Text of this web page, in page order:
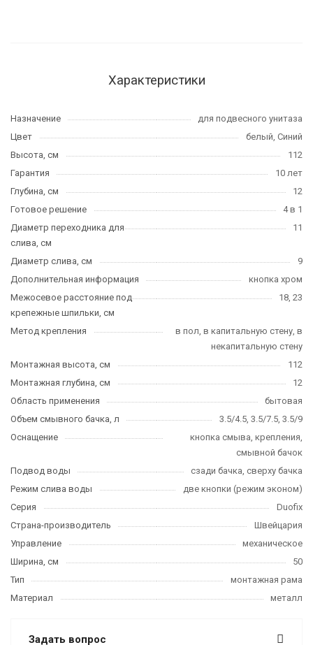
Характеристики
Назначение
для подвесного унитаза
Цвет
белый, Синий
Высота, см
112
Гарантия
10 лет
Глубина, см
12
Готовое решение
4 в 1
Диаметр переходника для
слива, см
11
Диаметр слива, см
9
Дополнительная информация
кнопка хром
Межосевое расстояние под
крепежные шпильки, см
18, 23
Метод крепления
в пол, в капитальную стену, в
некапитальную стену
Монтажная высота, см
112
Монтажная глубина, см
12
Область применения
бытовая
Объем смывного бачка, л
3.5/4.5, 3.5/7.5, 3.5/9
Оснащение
кнопка смыва, крепления,
смывной бачок
Подвод воды
сзади бачка, сверху бачка
Режим слива воды
две кнопки (режим эконом)
Серия
Duofix
Страна-производитель
Швейцария
Управление
механическое
Ширина, см
50
Тип
монтажная рама
Материал
металл
Задать вопрос